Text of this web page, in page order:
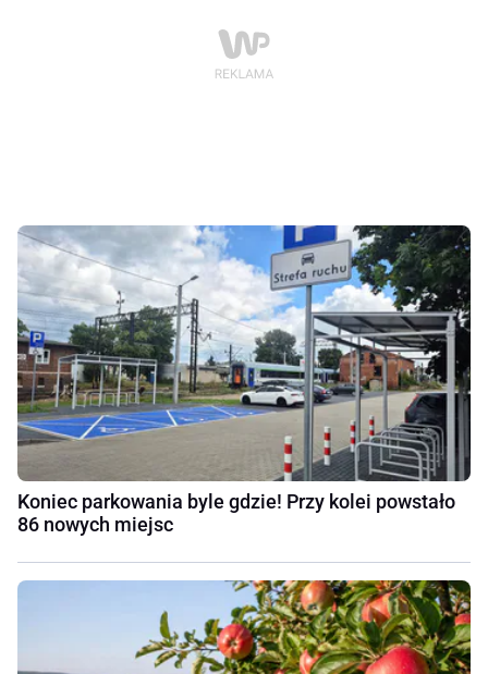
Koniec parkowania byle gdzie! Przy kolei powstało
86 nowych miejsc